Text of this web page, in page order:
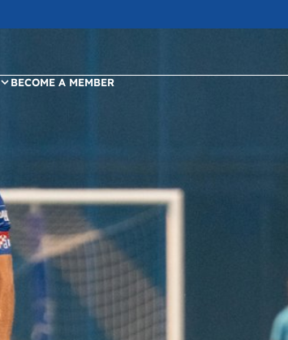
BECOME A MEMBER